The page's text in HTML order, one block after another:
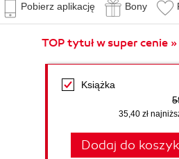
Pobierz aplikację Bony
TOP tytuł w super cenie
Książka
35,40 zł
Dodaj do